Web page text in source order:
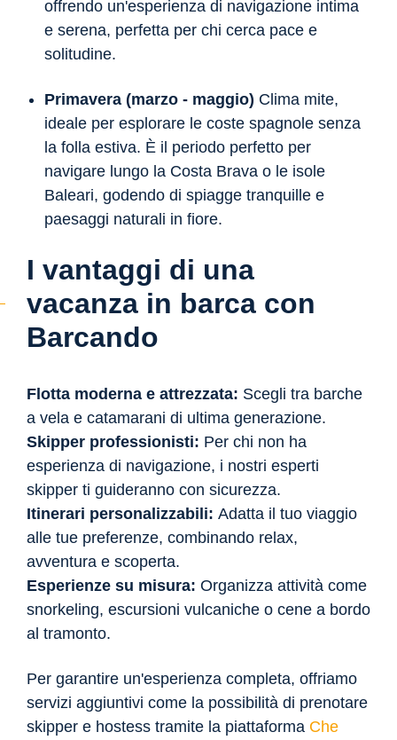
offrendo un'esperienza di navigazione intima
e serena, perfetta per chi cerca pace e
solitudine.
Primavera (marzo - maggio) Clima mite,
ideale per esplorare le coste spagnole senza
la folla estiva. È il periodo perfetto per
navigare lungo la Costa Brava o le isole
Baleari, godendo di spiagge tranquille e
paesaggi naturali in fiore.
I vantaggi di una
vacanza in barca con
Barcando
Flotta moderna e attrezzata: Scegli tra barche
a vela e catamarani di ultima generazione.
Skipper professionisti: Per chi non ha
esperienza di navigazione, i nostri esperti
skipper ti guideranno con sicurezza.
Itinerari personalizzabili: Adatta il tuo viaggio
alle tue preferenze, combinando relax,
avventura e scoperta.
Esperienze su misura: Organizza attività come
snorkeling, escursioni vulcaniche o cene a bordo
al tramonto.
Per garantire un'esperienza completa, offriamo
servizi aggiuntivi come la possibilità di prenotare
skipper e hostess tramite la piattaforma Che